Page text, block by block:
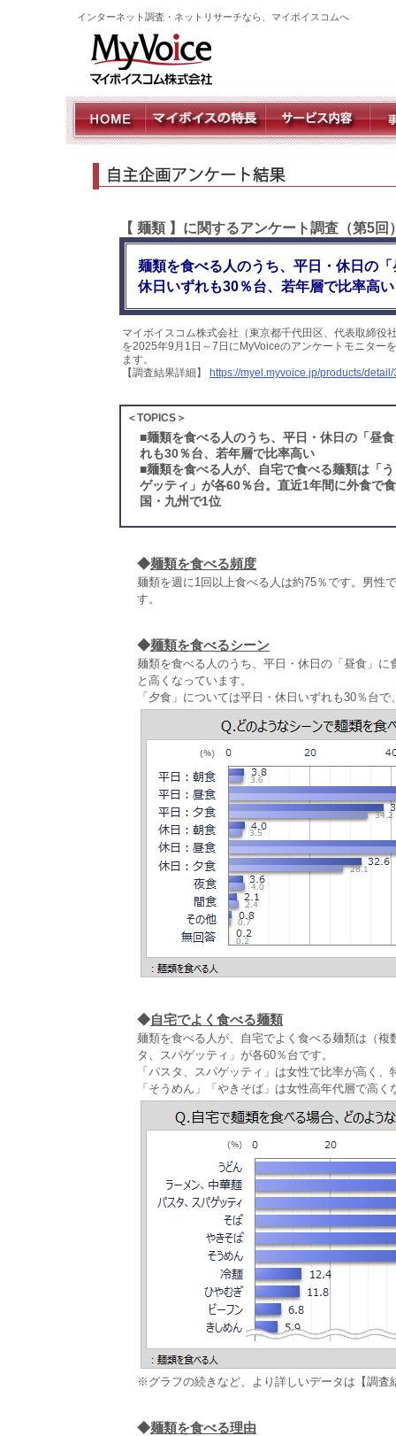
インターネット調査・ネットリサーチなら、マイボイスコムへ
【 麺類 】に関するアンケート調査（第5回
麺類を食べる人のうち、平日・休日の
休日いずれも30％台、若年層で比率高い
マイボイスコム株式会社（東京都千代田区、代表取締
を2025年9月1日～7日にMyVoiceのアンケートモニター
ます。
【調査結果詳細】
https://myel.myvoice.jp/products/
＜TOPICS＞
■麺類を食べる人のうち、平日・休日の「昼
れも30％台、若年層で比率高い
■麺類を食べる人が、自宅で食べる麺類は「
ゲッティ」が各60％台。直近1年間に外食で
国・九州で1位
◆麺類を食べる頻度
麺類を週に1回以上食べる人は約75％です。男性
す。
◆麺類を食べるシーン
麺類を食べる人のうち、平日・休日の「昼食」
と高くなっています。
「夕食」については平日・休日いずれも30％台
◆自宅でよく食べる麺類
麺類を食べる人が、自宅でよく食べる麺類は（
タ、スパゲッティ」が各60％台です。
「パスタ、スパゲッティ」は女性で比率が高く
「そうめん」「やきそば」は女性高年代層で高く
※グラフの続きなど、より詳しいデータは【調査
◆麺類を食べる理由